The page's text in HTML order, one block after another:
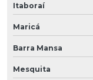
Itaboraí
Maricá
Barra Mansa
Mesquita